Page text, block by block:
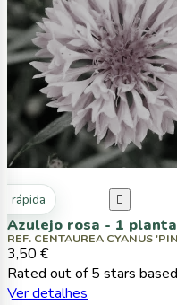
rápida 
Azulejo rosa - 1 planta
REF. CENTAUREA CYANUS
3,50 €
Rated out of 5 stars
Ver detalhes